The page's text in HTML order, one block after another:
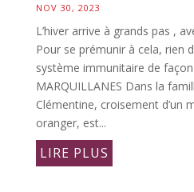
NOV 30, 2023
L’hiver arrive à grands pas ,
Pour se prémunir à cela, rien
système immunitaire de
MARQUILLANES Dans la
Clémentine, croisement d’un
oranger, est...
LIRE PLUS